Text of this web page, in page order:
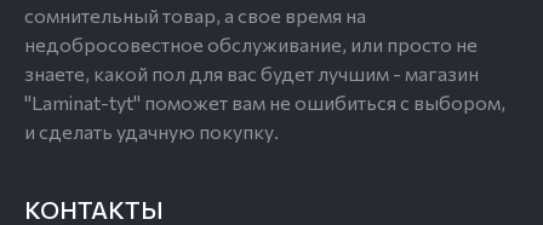
сомнительный товар, а свое время на
недобросовестное обслуживание, или просто не
знаете, какой пол для вас будет лучшим - магазин
"Laminat-tyt" поможет вам не ошибиться с выбором,
и сделать удачную покупку.
КОНТАКТЫ